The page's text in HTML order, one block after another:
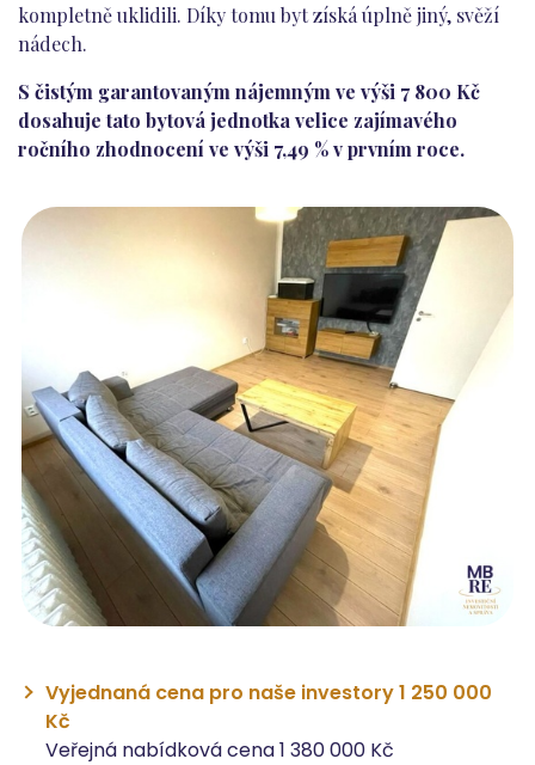
kompletně uklidili. Díky tomu byt získá úplně jiný, svěží
nádech.
S čistým garantovaným nájemným ve výši 7 800 Kč
dosahuje tato bytová jednotka velice zajímavého
ročního zhodnocení ve výši 7,49 % v prvním roce.
Vyjednaná cena pro naše investory 1 250 000
Kč
Veřejná nabídková cena 1 380 000 Kč